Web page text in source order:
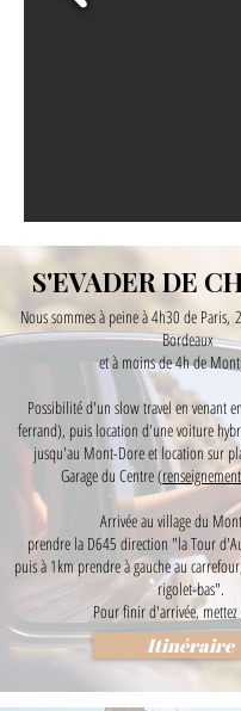
S'EVADER DE
Nous sommes à peine à 4h30 de Paris,
Bordeaux
et à moins de 4h de
Possibilité d'un slow travel en venant
ferrand), puis location d'une voiture
jusqu'au Mont-Dore et location sur
Garage du Centre (
Arrivée au village du
prendre la D645 direction "la Tour
puis à 1km prendre à gauche au
rigolet-bas".
Pour finir d'arrivée, mettez
Itinéraire